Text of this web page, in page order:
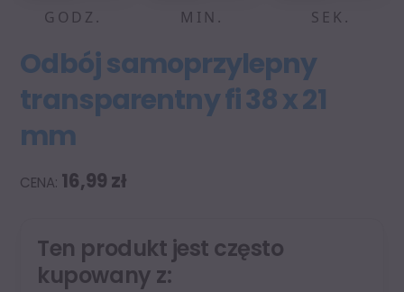
GODZ. MIN. SEK.
Odbój samoprzylepny
transparentny fi 38 x 21
mm
16,99 zł
Ten produkt jest często
kupowany z: